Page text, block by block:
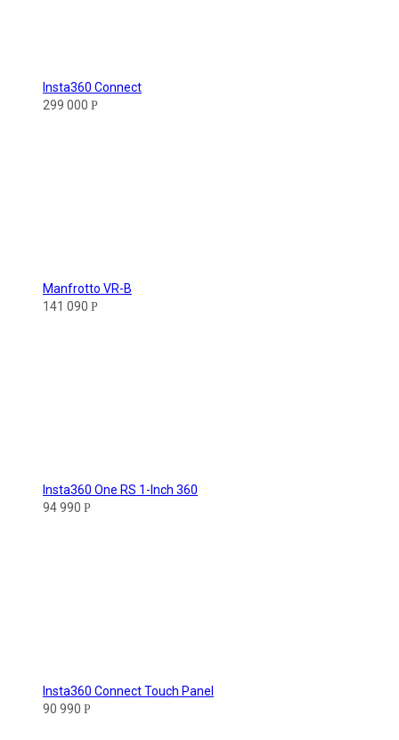
Insta360 Connect
299 000 Р
Manfrotto VR-B
141 090 Р
Insta360 One RS 1-Inch 360
94 990 Р
Insta360 Connect Touch Panel
90 990 Р